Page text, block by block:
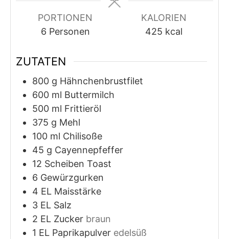
PORTIONEN
6 Personen
KALORIEN
425 kcal
ZUTATEN
800 g Hähnchenbrustfilet
600 ml Buttermilch
500 ml Frittieröl
375 g Mehl
100 ml Chilisoße
45 g Cayennepfeffer
12 Scheiben Toast
6 Gewürzgurken
4 EL Maisstärke
3 EL Salz
2 EL Zucker braun
1 EL Paprikapulver edelsüß